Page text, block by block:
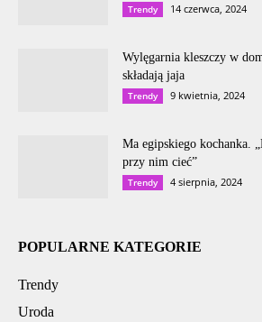
Trendy 14 czerwca, 2024
Wylęgarnia kleszczy w
składają jaja
Trendy 9 kwietnia, 2024
Ma egipskiego kochanka.
przy nim cieć”
Trendy 4 sierpnia, 2024
POPULARNE KATEGORIE
Trendy
Uroda